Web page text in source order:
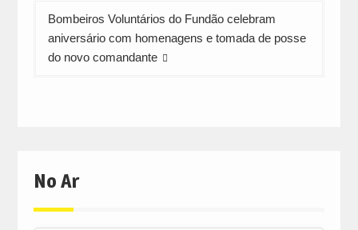
Bombeiros Voluntários do Fundão celebram
aniversário com homenagens e tomada de posse
do novo comandante
No Ar